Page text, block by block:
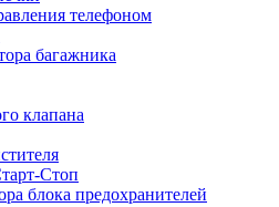
телефоном
багажника
клапана
Стоп
блока предохранителей